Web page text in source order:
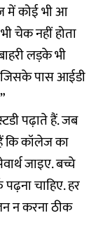
में कोई भी आ
चेक नहीं होता
लड़के भी
पास आईडी
पढ़ाते हैं. जब
कि कॉलेज का
जाइए. बच्चे
चाहिए. हर
न करना ठीक